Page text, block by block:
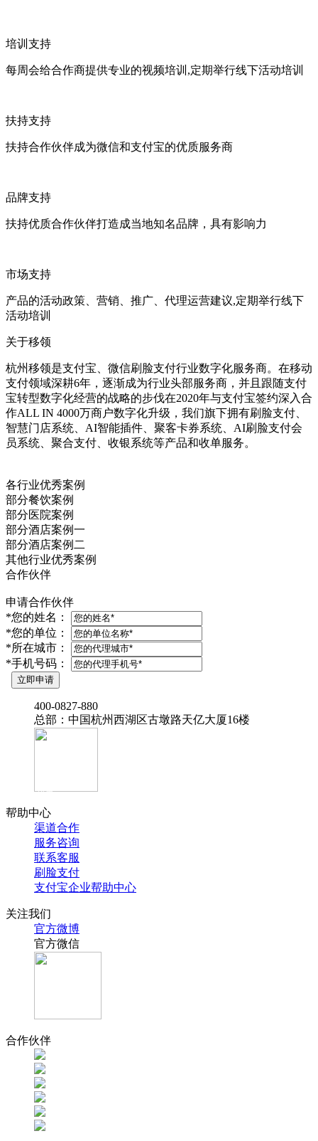
培训支持
每周会给合作商提供专业的视频培训,定期举行线下活动培训
扶持支持
扶持合作伙伴成为微信和支付宝的优质服务商
品牌支持
扶持优质合作伙伴打造成当地知名品牌，具有影响力
市场支持
产品的活动政策、营销、推广、代理运营建议,定期举行线下
活动培训
关于移领
杭州移领是支付宝、微信刷脸支付行业数字化服务商。在移动
支付领域深耕6年，逐渐成为行业头部服务商，并且跟随支付
宝转型数字化经营的战略的步伐在2020年与支付宝签约深入合
作ALL IN 4000万商户数字化升级，我们旗下拥有刷脸支付、
智慧门店系统、AI智能插件、聚客卡券系统、AI刷脸支付会
员系统、聚合支付、收银系统等产品和收单服务。
各行业优秀案例
部分餐饮案例
部分医院案例
部分酒店案例一
部分酒店案例二
其他行业优秀案例
合作伙伴
申请合作伙伴
*您的姓名：
*您的单位：
*所在城市：
*手机号码：
‭400-0827-880
总部：中国杭州西湖区古墩路天亿大厦16楼
官方抖音
帮助中心
渠道合作
服务咨询
联系客服
刷脸支付
支付宝企业帮助中心
关注我们
官方微博
官方微信
合作伙伴